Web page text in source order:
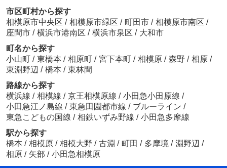
市区町村から探す
相模原市中央区 / 相模原市緑区 / 町田市 / 相模原市南区 /
座間市 / 横浜市港南区 / 横浜市泉区 / 大和市
町名から探す
小山町 / 東橋本 / 相原町 / 宮下本町 / 相模原 / 森野 / 相原 /
東淵野辺 / 橋本 / 東林間
路線から探す
横浜線 / 相模線 / 京王相模原線 / 小田急小田原線 /
小田急江ノ島線 / 東急田園都市線 / ブルーライン /
東急こどもの国線 / 相鉄いずみ野線 / 小田急多摩線
駅から探す
橋本 / 相模原 / 相模大野 / 古淵 / 町田 / 多摩境 / 淵野辺 /
相原 / 矢部 / 小田急相模原